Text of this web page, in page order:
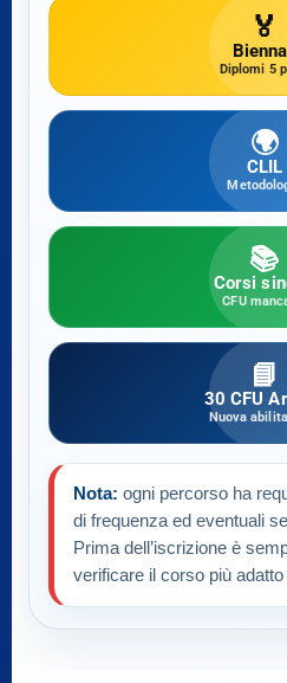
🏅
Diplomi 5
🌍
CLIL
📚
Corsi
CFU
📘
30 CFU
Nuova
Nota: ogni percorso ha
di frequenza ed eventuali
Prima dell’iscrizione è
verificare il corso più